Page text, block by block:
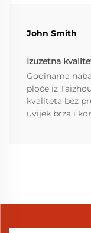
John Smith
Izuzetna
Godinama
ploče iz
kvaliteta bez
uvijek brza i